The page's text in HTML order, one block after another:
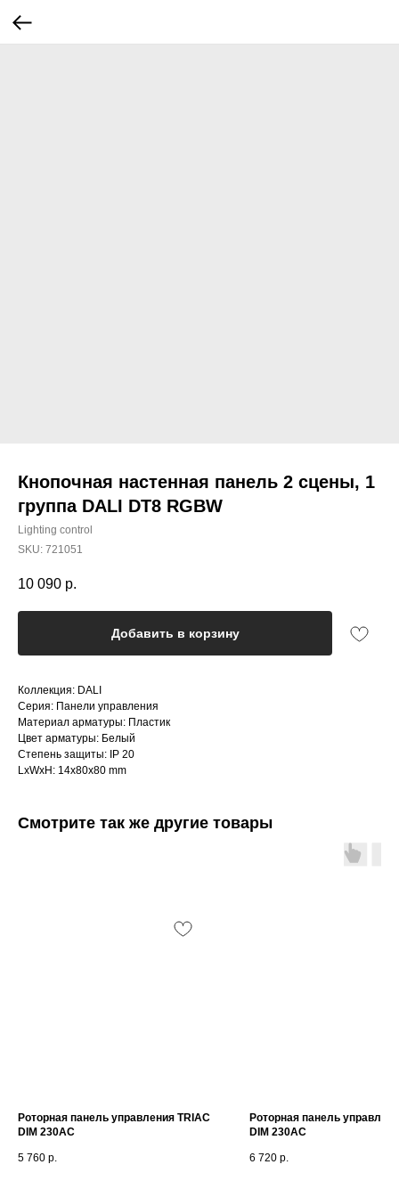
Кнопочная настенная панель 2 сцены, 1
группа DALI DT8 RGBW
Lighting control
SKU: 721051
10 090 р.
Добавить в корзину
Коллекция: DALI
Серия: Панели управления
Материал арматуры: Пластик
Цвет арматуры: Белый
Степень защиты: IP 20
LxWxH: 14x80x80 mm
Смотрите так же другие товары
Роторная панель управления TRIAC
DIM 230AC
5 760 р.
Роторная панель
DIM 230AC
6 720 р.